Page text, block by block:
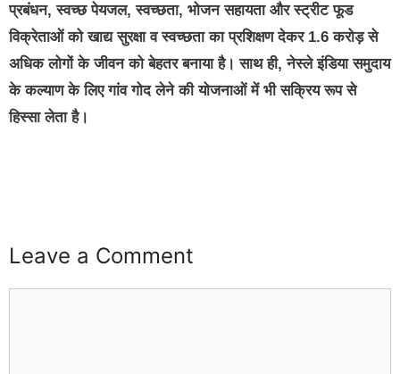
प्रबंधन, स्वच्छ पेयजल, स्वच्छता, भोजन सहायता और स्ट्रीट फूड
विक्रेताओं को खाद्य सुरक्षा व स्वच्छता का प्रशिक्षण देकर 1.6 करोड़ से
अधिक लोगों के जीवन को बेहतर बनाया है। साथ ही, नेस्ले इंडिया समुदाय
के कल्याण के लिए गांव गोद लेने की योजनाओं में भी सक्रिय रूप से
हिस्सा लेता है।
Leave a Comment